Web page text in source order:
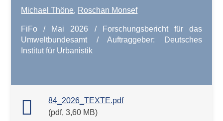
Michael Thöne, Roschan Monsef
FiFo / Mai 2026 /
Forschungsbericht für das
Umweltbundesamt / Auftraggeber: Deutsches
Institut für Urbanistik
84_2026_TEXTE.pdf
(pdf, 3,60 MB)